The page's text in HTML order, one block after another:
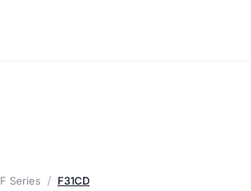
F Series F31CD